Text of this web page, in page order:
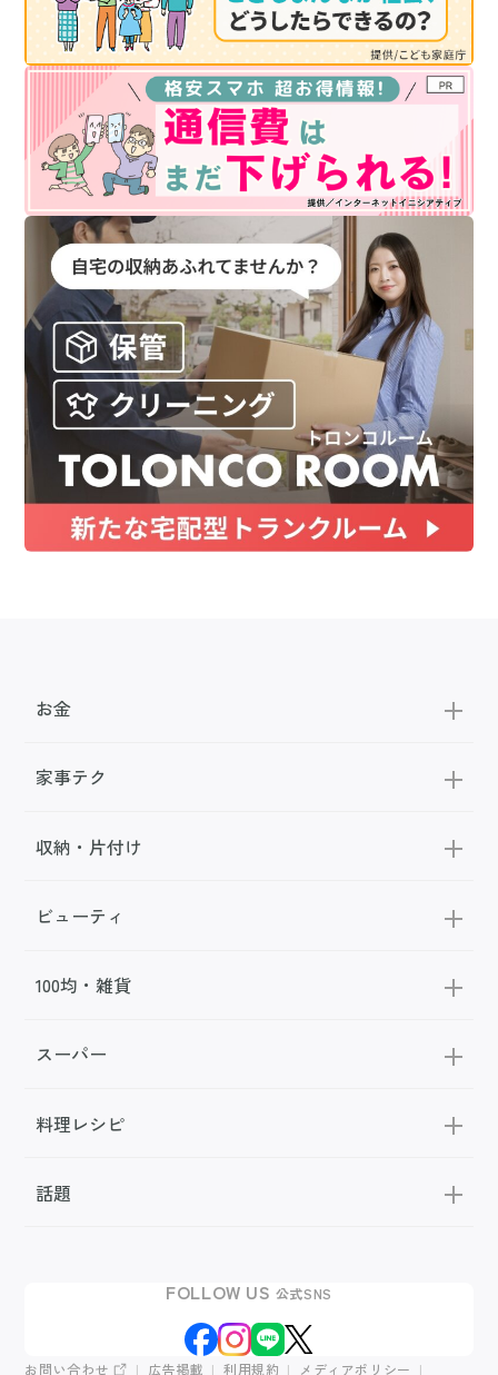
お金
家事テク
収納・片付け
ビューティ
100均・雑貨
スーパー
料理レシピ
話題
FOLLOW US 公式SNS
お問い合わせ 広告掲載 利用規約 メディアポリシー